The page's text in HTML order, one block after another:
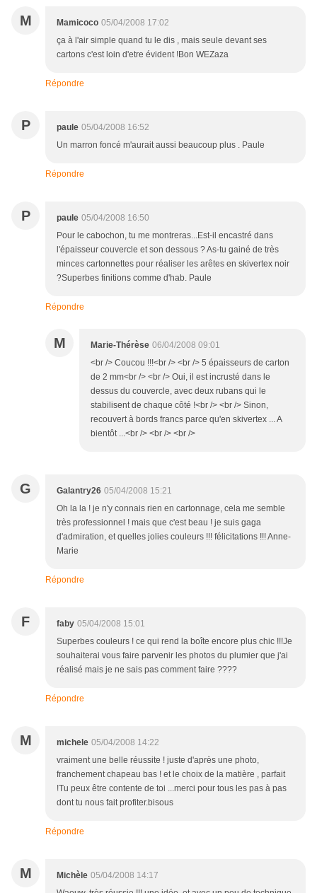
M Mamicoco 05/04/2008 17:02
ça à l'air simple quand tu le dis , mais seule devant ses
cartons c'est loin d'etre évident !Bon WEZaza
Répondre
P paule 05/04/2008 16:52
Un marron foncé m'aurait aussi beaucoup plus . Paule
Répondre
P paule 05/04/2008 16:50
Pour le cabochon, tu me montreras...Est-il encastré dans
l'épaisseur couvercle et son dessous ? As-tu gainé de très
minces cartonnettes pour réaliser les arêtes en skivertex noir
?Superbes finitions comme d'hab. Paule
Répondre
M Marie-Thérèse 06/04/2008 09:01
<br /> Coucou !!!<br /> <br /> 5 épaisseurs de carton
de 2 mm<br /> <br /> Oui, il est incrusté dans le
dessus du couvercle, avec deux rubans qui le
stabilisent de chaque côté !<br /> <br /> Sinon,
recouvert à bords francs parce qu'en skivertex ... A
bientôt ...<br /> <br /> <br />
G Galantry26 05/04/2008 15:21
Oh la la ! je n'y connais rien en cartonnage, cela me semble
très professionnel ! mais que c'est beau ! je suis gaga
d'admiration, et quelles jolies couleurs !!! félicitations !!! Anne-
Marie
Répondre
F faby 05/04/2008 15:01
Superbes couleurs ! ce qui rend la boîte encore plus chic !!!Je
souhaiterai vous faire parvenir les photos du plumier que j'ai
réalisé mais je ne sais pas comment faire ????
Répondre
M michele 05/04/2008 14:22
vraiment une belle réussite ! juste d'après une photo,
franchement chapeau bas ! et le choix de la matière , parfait
!Tu peux être contente de toi ...merci pour tous les pas à pas
dont tu nous fait profiter.bisous
Répondre
M Michèle 05/04/2008 14:17